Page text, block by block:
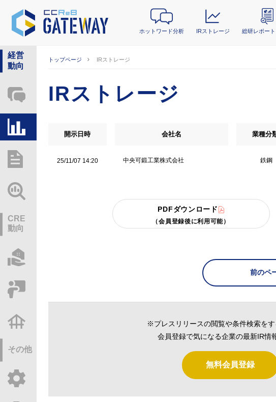
ホットワード分析 IRストレージ 総研レポー
経営
動向
ホットワード分析
総研レポート・分析
CRE
動向
その他
トップページ IRストレージ
IRストレージ
開示日時 会社名 業種分
25/11/07 14:20 中央可鍛工業株式会社 鉄鋼
PDFダウンロード
（会員登録後に利用可能）
前のペ
※プレスリリースの閲覧や条件検索を
会員登録で気になる企業の最新IR情
無料会員登録